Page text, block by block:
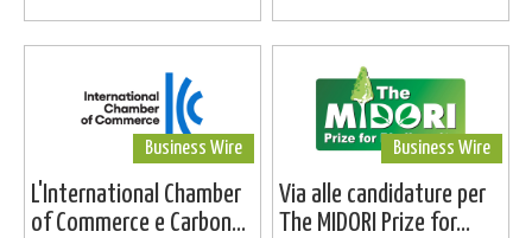
Business Wire
L'International Chamber
of Commerce e Carbon...
Business Wire
Via alle candidature per
The MIDORI Prize for...